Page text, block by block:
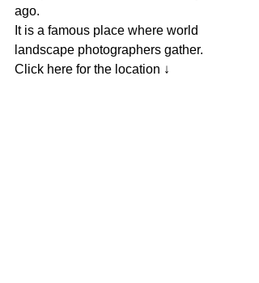
ago.
It is a famous place where world
landscape photographers gather.
Click here for the location ↓